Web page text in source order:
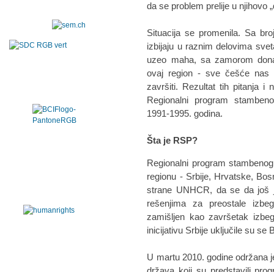
da se problem prelije u njihovo
Situacija se promenila. Sa
izbijaju u raznim delovima
uzeo maha, sa zamorom
ovaj region - sve češće nas
završiti. Rezultat tih pitanja i
Regionalni program
1991-1995. godina.
Šta je RSP?
Regionalni program
regionu - Srbije, Hrvatske,
strane UNHCR, da se da još
rešenjima za preostale
zamišljen kao završetak
inicijativu Srbije uključile su se
U martu 2010. godine održana